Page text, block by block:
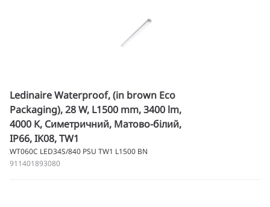
Ledinaire Waterproof, (in brown Eco
Packaging), 28 W, L1500 mm, 3400 lm,
4000 K, Симетричний, Матово-білий,
IP66, IK08, TW1
WT060C LED34S/840 PSU TW1 L1500 BN
911401893080